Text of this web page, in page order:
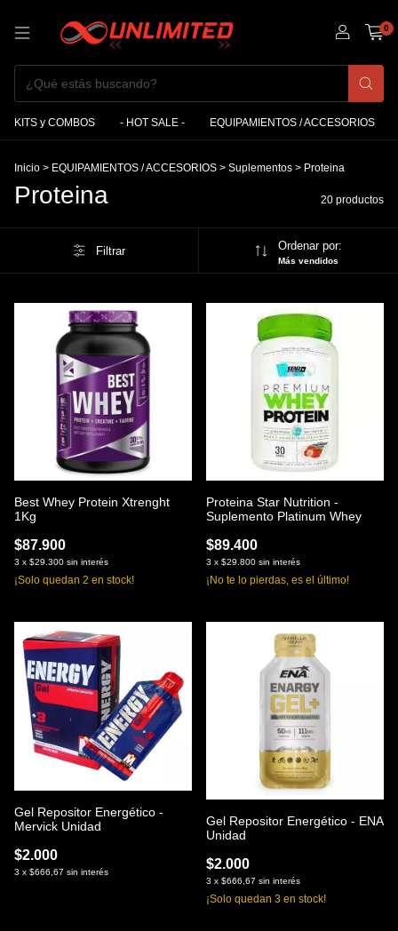
0
KITS y COMBOS - HOT SALE - EQUIPAMIENTOS / ACCESORIOS
Inicio > EQUIPAMIENTOS / ACCESORIOS > Suplementos > Proteina
Proteina 20 productos
Filtrar Ordenar por:
Más vendidos
Best Whey Protein Xtrenght
1Kg
$87.900
3 x $29.300 sin interés
¡Solo quedan 2 en stock!
Proteina Star Nutrition -
Suplemento Platinum Whey
$89.400
3 x $29.800 sin interés
¡No te lo pierdas, es el último!
Gel Repositor Energético -
Mervick Unidad
$2.000
3 x $666,67 sin interés
Gel Repositor Energético - ENA
Unidad
$2.000
3 x $666,67 sin interés
¡Solo quedan 3 en stock!